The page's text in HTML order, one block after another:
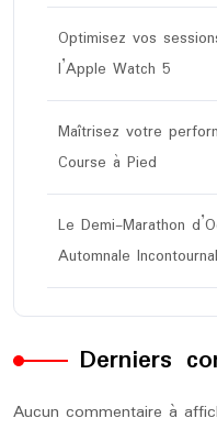
Optimisez vos
l’Apple Watch 5
Maîtrisez votre
Course à Pied
Le Demi-Marathon
Automnale
Derniers
Aucun commentaire à